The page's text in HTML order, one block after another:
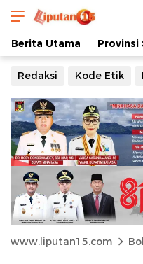
Berita Utama Provinsi
Redaksi Kode Etik
www.liputan15.com